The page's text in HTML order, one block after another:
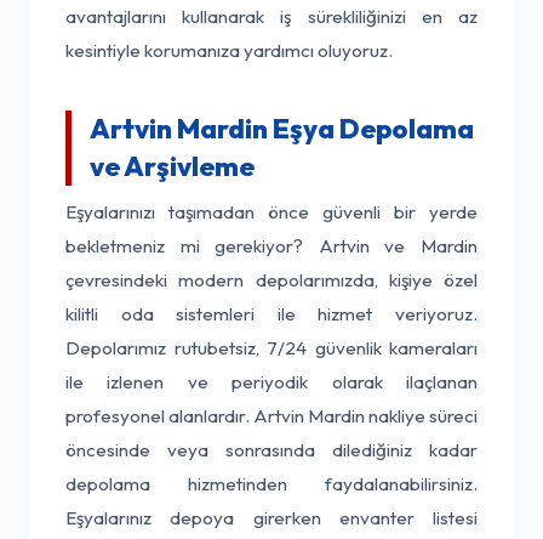
avantajlarını kullanarak iş sürekliliğinizi en az
kesintiyle korumanıza yardımcı oluyoruz.
Artvin Mardin Eşya Depolama
ve Arşivleme
Eşyalarınızı taşımadan önce güvenli bir yerde
bekletmeniz mi gerekiyor? Artvin ve Mardin
çevresindeki modern depolarımızda, kişiye özel
kilitli oda sistemleri ile hizmet veriyoruz.
Depolarımız rutubetsiz, 7/24 güvenlik kameraları
ile izlenen ve periyodik olarak ilaçlanan
profesyonel alanlardır. Artvin Mardin nakliye süreci
öncesinde veya sonrasında dilediğiniz kadar
depolama hizmetinden faydalanabilirsiniz.
Eşyalarınız depoya girerken envanter listesi